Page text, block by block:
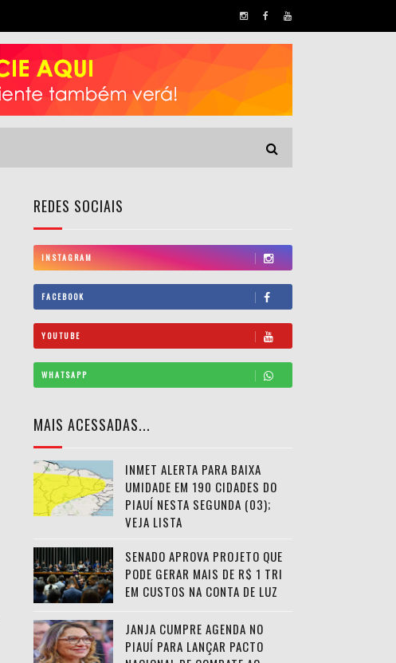
REDES SOCIAIS
INSTAGRAM
FACEBOOK
YOUTUBE
WHATSAPP
MAIS ACESSADAS...
INMET ALERTA PARA BAIXA
UMIDADE EM 190 CIDADES DO
PIAUÍ NESTA SEGUNDA (03);
VEJA LISTA
SENADO APROVA PROJETO QUE
PODE GERAR MAIS DE R$ 1 TRI
EM CUSTOS NA CONTA DE LUZ
JANJA CUMPRE AGENDA NO
PIAUÍ PARA LANÇAR PACTO